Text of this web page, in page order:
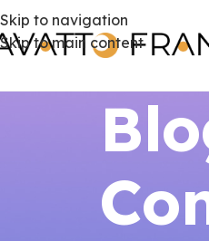
Skip to navigation
Skip to main content